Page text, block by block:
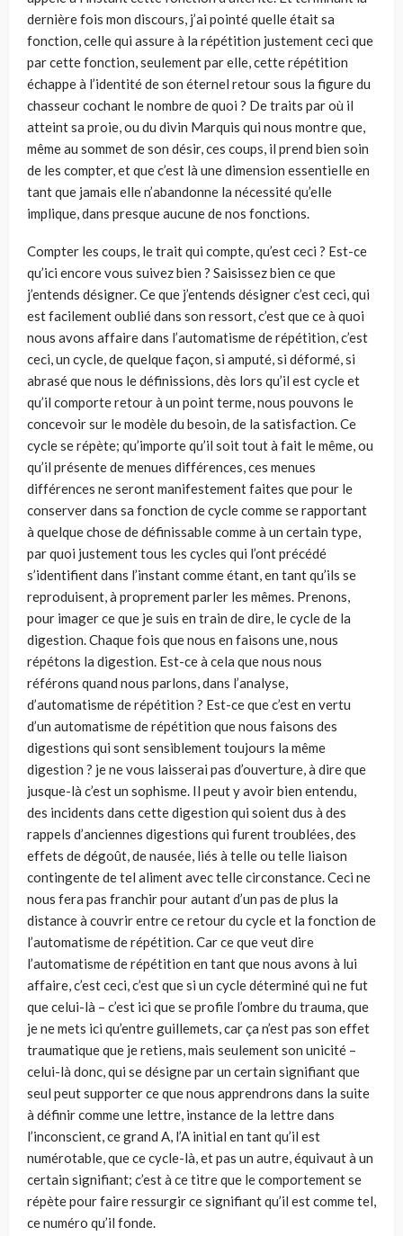
dernière fois mon discours, j’ai pointé quelle était sa
fonction, celle qui assure à la répétition justement ceci que
par cette fonction, seulement par elle, cette répétition
échappe à l’identité de son éternel retour sous la figure du
chasseur cochant le nombre de quoi ? De traits par où il
atteint sa proie, ou du divin Marquis qui nous montre que,
même au sommet de son désir, ces coups, il prend bien soin
de les compter, et que c’est là une dimension essentielle en
tant que jamais elle n’abandonne la nécessité qu’elle
implique, dans presque aucune de nos fonctions.
Compter les coups, le trait qui compte, qu’est ceci ? Est-ce
qu’ici encore vous suivez bien ? Saisissez bien ce que
j’entends désigner. Ce que j’entends désigner c’est ceci, qui
est facilement oublié dans son ressort, c’est que ce à quoi
nous avons affaire dans l’automatisme de répétition, c’est
ceci, un cycle, de quelque façon, si amputé, si déformé, si
abrasé que nous le définissions, dès lors qu’il est cycle et
qu’il comporte retour à un point terme, nous pouvons le
concevoir sur le modèle du besoin, de la satisfaction. Ce
cycle se répète; qu’importe qu’il soit tout à fait le même, ou
qu’il présente de menues différences, ces menues
différences ne seront manifestement faites que pour le
conserver dans sa fonction de cycle comme se rapportant
à quelque chose de définissable comme à un certain type,
par quoi justement tous les cycles qui l’ont précédé
s’identifient dans l’instant comme étant, en tant qu’ils se
reproduisent, à proprement parler les mêmes. Prenons,
pour imager ce que je suis en train de dire, le cycle de la
digestion. Chaque fois que nous en faisons une, nous
répétons la digestion. Est-ce à cela que nous nous
référons quand nous parlons, dans l’analyse,
d’automatisme de répétition ? Est-ce que c’est en vertu
d’un automatisme de répétition que nous faisons des
digestions qui sont sensiblement toujours la même
digestion ? je ne vous laisserai pas d’ouverture, à dire que
jusque-là c’est un sophisme. Il peut y avoir bien entendu,
des incidents dans cette digestion qui soient dus à des
rappels d’anciennes digestions qui furent troublées, des
effets de dégoût, de nausée, liés à telle ou telle liaison
contingente de tel aliment avec telle circonstance. Ceci ne
nous fera pas franchir pour autant d’un pas de plus la
distance à couvrir entre ce retour du cycle et la fonction de
l’automatisme de répétition. Car ce que veut dire
l’automatisme de répétition en tant que nous avons à lui
affaire, c’est ceci, c’est que si un cycle déterminé qui ne fut
que celui-là – c’est ici que se profile l’ombre du trauma, que
je ne mets ici qu’entre guillemets, car ça n’est pas son effet
traumatique que je retiens, mais seulement son unicité –
celui-là donc, qui se désigne par un certain signifiant que
seul peut supporter ce que nous apprendrons dans la suite
à définir comme une lettre, instance de la lettre dans
l’inconscient, ce grand A, l’A initial en tant qu’il est
numérotable, que ce cycle-là, et pas un autre, équivaut à un
certain signifiant; c’est à ce titre que le comportement se
répète pour faire ressurgir ce signifiant qu’il est comme tel,
ce numéro qu’il fonde.